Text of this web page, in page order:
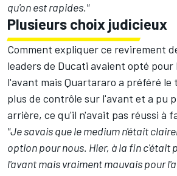
qu'on est rapides."
Plusieurs choix judicieux
Comment expliquer ce revirement
leaders de Ducati avaient opté pour
l'avant mais Quartararo a préféré le
plus de contrôle sur l'avant et a pu
arrière, ce qu'il n'avait pas réussi à
"Je savais que le medium n'était
option pour nous. Hier, à la fin c'était
l'avant mais vraiment mauvais pour